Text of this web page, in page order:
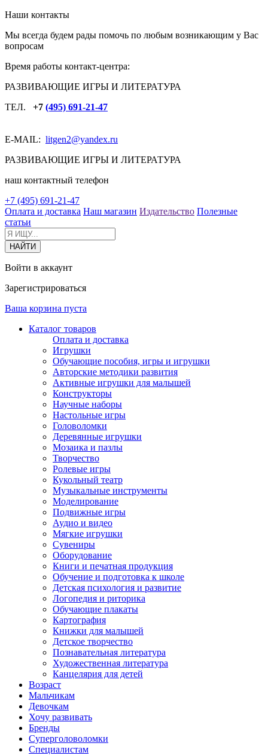
Наши контакты
Мы всегда будем рады помочь по любым возникающим у Вас
вопросам
Время работы контакт-центра:
РАЗВИВАЮЩИЕ ИГРЫ И ЛИТЕРАТУРА
ТЕЛ. +7 (495) 691-21-47
E-MAIL: litgen2@yandex.ru
РАЗВИВАЮЩИЕ ИГРЫ И ЛИТЕРАТУРА
наш контактный телефон
+7 (495) 691-21-47
Оплата и доставка Наш магазин Издательство Полезные
статьи
Войти в аккаунт
Зарегистрироваться
Ваша корзина пуста
Каталог товаров
Оплата и доставка
Игрушки
Обучающие пособия, игры и игрушки
Авторские методики развития
Активные игрушки для малышей
Конструкторы
Научные наборы
Настольные игры
Головоломки
Деревянные игрушки
Мозаика и пазлы
Творчество
Ролевые игры
Кукольный театр
Музыкальные инструменты
Моделирование
Подвижные игры
Аудио и видео
Мягкие игрушки
Сувениры
Оборудование
Книги и печатная продукция
Обучение и подготовка к школе
Детская психология и развитие
Логопедия и риторика
Обучающие плакаты
Картография
Книжки для малышей
Детское творчество
Познавательная литература
Художественная литература
Канцелярия для детей
Возраст
Мальчикам
Девочкам
Хочу развивать
Бренды
Суперголоволомки
Специалистам